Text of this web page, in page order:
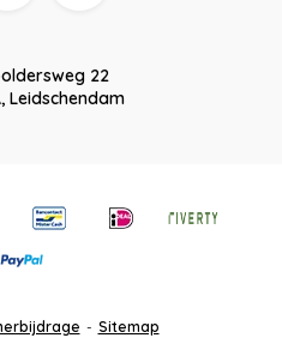
22
Leidschendam
- Sitemap